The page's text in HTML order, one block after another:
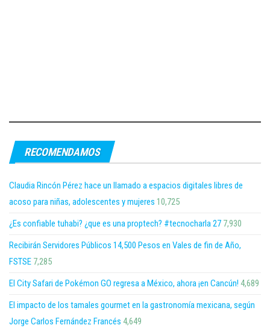
RECOMENDAMOS
Claudia Rincón Pérez hace un llamado a espacios digitales libres de
acoso para niñas, adolescentes y mujeres 10,725
¿Es confiable tuhabi? ¿que es una proptech? #tecnocharla 27 7,930
Recibirán Servidores Públicos 14,500 Pesos en Vales de fin de Año,
FSTSE 7,285
El City Safari de Pokémon GO regresa a México, ahora ¡en Cancún! 4,689
El impacto de los tamales gourmet en la gastronomía mexicana, según
Jorge Carlos Fernández Francés 4,649